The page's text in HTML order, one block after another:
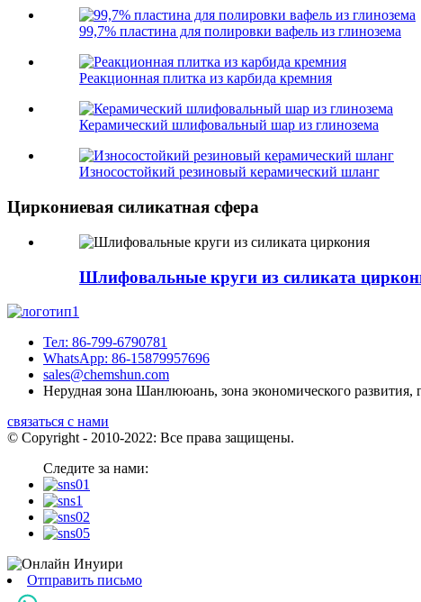
99,7% пластина для полировки вафель из глинозема
Реакционная плитка из карбида кремния
Керамический шлифовальный шар из глинозема
Износостойкий резиновый керамический шланг
Циркониевая силикатная сфера
Шлифовальные круги из силиката
Тел: 86-799-6790781
WhatsApp: 86-15879957696
sales@chemshun.com
Нерудная зона Шанлююань, зона экономического
связаться с нами
© Copyright - 2010-2022: Все права защищены.
Следите за нами:
Отправить письмо